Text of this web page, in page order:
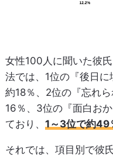
女性100人に聞いた彼
法では、1位の『後日
約18％、2位の『忘れ
16％、3位の『面白お
ており、 1～3位で約49
それでは、項目別で彼